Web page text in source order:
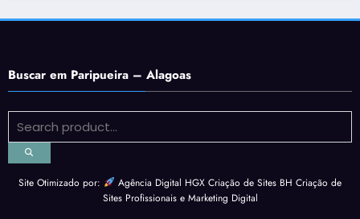
Buscar em Paripueira – Alagoas
Site Otimizado por: Agência Digital HGX Criação de Sites BH Criação de
Sites Profissionaise Marketing Digital